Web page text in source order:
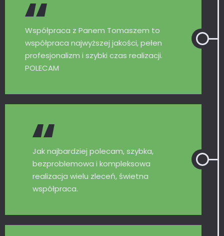
Współpraca z Panem Tomaszem to
współpraca najwyższej jakości, pełen
profesjonalizm i szybki czas realizacji.
POLECAM
Jak najbardziej polecam, szybka,
bezproblemowa i kompleksowa
realizacja wielu zleceń, świetna
współpraca.